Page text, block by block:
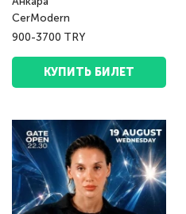
CerModern
900-3700 TRY
КУПИТЬ БИЛЕТ